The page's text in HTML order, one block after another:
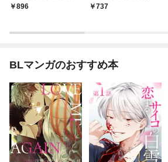
きおろし漫画付】
896
ろし漫画付】 1
737
BLマンガのおすすめ本